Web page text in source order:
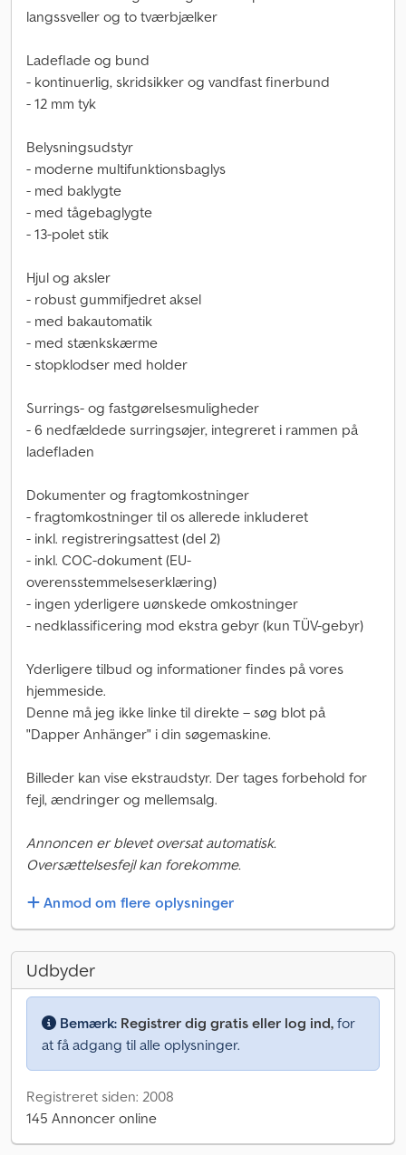
langssveller og to tværbjælker
Ladeflade og bund
- kontinuerlig, skridsikker og vandfast finerbund
- 12 mm tyk
Belysningsudstyr
- moderne multifunktionsbaglys
- med baklygte
- med tågebaglygte
- 13-polet stik
Hjul og aksler
- robust gummifjedret aksel
- med bakautomatik
- med stænkskærme
- stopklodser med holder
Surrings- og fastgørelsesmuligheder
- 6 nedfældede surringsøjer, integreret i rammen på
ladefladen
Dokumenter og fragtomkostninger
- fragtomkostninger til os allerede inkluderet
- inkl. registreringsattest (del 2)
- inkl. COC-dokument (EU-
overensstemmelseserklæring)
- ingen yderligere uønskede omkostninger
- nedklassificering mod ekstra gebyr (kun TÜV-gebyr)
Yderligere tilbud og informationer findes på vores
hjemmeside.
Denne må jeg ikke linke til direkte – søg blot på
"Dapper Anhänger" i din søgemaskine.
Billeder kan vise ekstraudstyr. Der tages forbehold for
fejl, ændringer og mellemsalg.
Annoncen er blevet oversat automatisk.
Oversættelsesfejl kan forekomme.
Anmod om flere oplysninger
Udbyder
Bemærk: Registrer dig gratis eller log ind, for
at få adgang til alle oplysninger.
Registreret siden: 2008
145 Annoncer online